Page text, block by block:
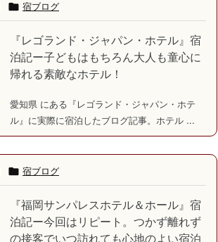
 宿ブログ
『レゴランド・ジャパン・ホテル』宿
泊記ー子どもはもちろん大人も童心に
帰れる素敵なホテル！
愛知県 にある『レゴランド・ジャパン・ホテ
ル』に実際に宿泊したブログ記事。ホテル ...
 宿ブログ
『福岡サンパレスホテル＆ホール』宿
泊記ー今回はリピート。つかず離れず
の接客でいつ訪れても心地のよい宿泊